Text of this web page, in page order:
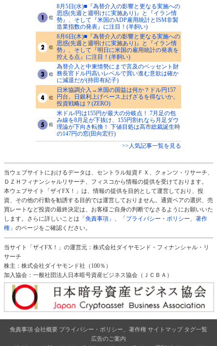
8月5日(水)■『為替介入の影響と更なる実施への
思惑(先週と週明けに実施あり)』と『イラン情
勢』、そして『米国のADP雇用統計とISM非製
造業指数の発表』に注目！(羊飼い)
8月6日(木)■『為替介入の影響と更なる実施への
思惑(先週と週明けに実施あり)』と『イラン情
勢』、そして『明日に米国の雇用統計の発表を
控える点』に注目！(羊飼い)
為替介入と中東情勢にまで言及のベッセント財
務長官ドル円高いレベルで買い進む意欲は確か
に減退だが(持田有紀子)
日米協調介入→米国の国益は何か？ドル円157
円台。日銀利上げペース上げざるを得ないか。
投資戦略は？(ZERO)
米ドル/円は155円が最大の分岐点！ 7月足の包
み線を8月足が下抜け、155円割れなら月足ダウ
理論が下向き転換！ 下値目処は高市総裁誕生時
の147円の窓(田向宏行)
>>人気記事一覧を見る
当ウェブサイトにおけるデータは、セントラル短資ＦＸ、クォンツ・リサーチ、
ＤＺＨフィナンシャルリサーチ、フィスコから情報の提供を受けております。
本ウェブサイト「ザイFX！」は、情報の提供を目的として運営しており、投
資、その他の行動を勧誘する目的では運営しておりません。通貨ペアの選択、売
買レートなど投資の最終決定は、お客様ご自身の判断でなさるようにお願いいた
します。さらに詳しいことは 「免責事項」 、
「プライバシー・ポリシー、著作
権」 のページをご確認ください。
当サイト「ザイFX！」の運営元：株式会社ダイヤモンド・フィナンシャル・リ
サーチ
株主：株式会社ダイヤモンド社（100％）
加入協会：一般社団法人日本暗号資産ビジネス協会（ＪＣＢＡ）
免責事項 会社概要 プライバシー・ポリシー、著作権 サイトマップ タグ一覧
広告のご案内